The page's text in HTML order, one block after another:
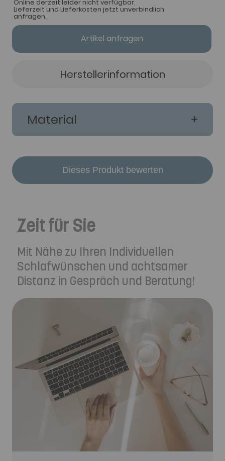
Online derzeit leider nicht verfügbar,
Lieferzeit und Lieferkosten jetzt unverbindlich
anfragen.
Artikel anfragen
Herstellerinformation
Material
Dieses Produkt bewerten
Zeit für Sie
Mit Nähe zu Ihren Individuellen
Schlafwünschen und achtsamer
Distanz in Gespräch und Beratung!